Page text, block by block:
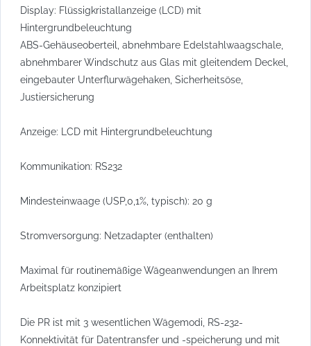
Display: Flüssigkristallanzeige (LCD) mit
Hintergrundbeleuchtung
ABS-Gehäuseoberteil, abnehmbare Edelstahlwaagschale,
abnehmbarer Windschutz aus Glas mit gleitendem Deckel,
eingebauter Unterflurwägehaken, Sicherheitsöse,
Justiersicherung
Anzeige: LCD mit Hintergrundbeleuchtung
Kommunikation: RS232
Mindesteinwaage (USP,0,1%, typisch): 20 g
Stromversorgung: Netzadapter (enthalten)
Maximal für routinemäßige Wägeanwendungen an Ihrem
Arbeitsplatz konzipiert
Die PR ist mit 3 wesentlichen Wägemodi, RS-232-
Konnektivität für Datentransfer und -speicherung und mit